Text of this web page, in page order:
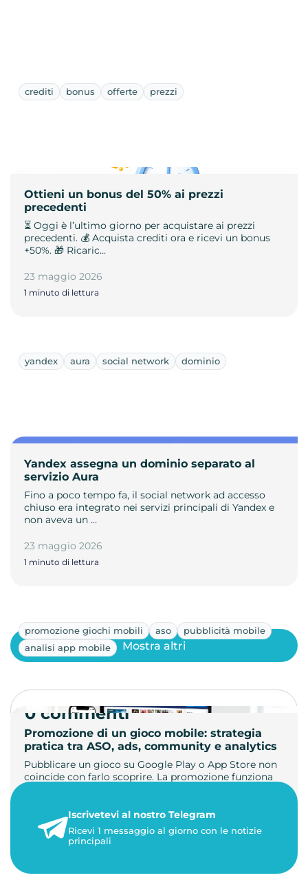
crediti bonus offerte prezzi
Ottieni un bonus del 50% ai prezzi
precedenti
⏳ Oggi è l’ultimo giorno per acquistare ai prezzi
precedenti. 💰 Acquista crediti ora e ricevi un bonus
+50%. 🎁 Ricaric…
23 maggio 2026
1 minuto di lettura
yandex aura social network dominio
Yandex assegna un dominio separato al
servizio Aura
Fino a poco tempo fa, il social network ad accesso
chiuso era integrato nei servizi principali di Yandex e
non aveva un …
23 maggio 2026
1 minuto di lettura
promozione giochi mobili aso
pubblicità mobile
analisi app mobile
Promozione di un gioco mobile: strategia
pratica tra ASO, ads, community e analytics
Pubblicare un gioco su Google Play o App Store non
coincide con farlo scoprire. La promozione funziona
25 dicembre 2020
26 minuti di lettura
Mostra altri
0 commenti
Iscrivetevi al nostro Telegram
Ricevi 1 messaggio al giorno con le notizie
principali